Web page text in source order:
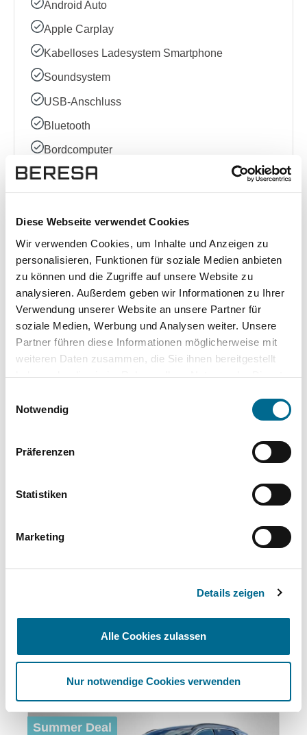
Diese Webseite verwendet Cookies
Wir verwenden Cookies, um Inhalte und Anzeigen zu
personalisieren, Funktionen für soziale Medien anbieten
zu können und die Zugriffe auf unsere Website zu
analysieren. Außerdem geben wir Informationen zu Ihrer
Verwendung unserer Website an unsere Partner für
soziale Medien, Werbung und Analysen weiter. Unsere
Partner führen diese Informationen möglicherweise mit
weiteren Daten zusammen, die Sie ihnen bereitgestellt
haben oder die sie im Rahmen Ihrer Nutzung der Dienste
Cookies, wenn Sie unsere Webseite weiterhin nutzen.
Notwendig
Präferenzen
Statistiken
Marketing
Details zeigen
Alle Cookies zulassen
Nur notwendige Cookies verwenden
Android Auto
Apple Carplay
Kabelloses Ladesystem Smartphone
Soundsystem
USB-Anschluss
Bluetooth
Bordcomputer
DAB Radio
Radio
Sprachsteuerung
Sonstige
Kindersitzbefestigung (ISOFIX)
Garantie
Standort
Bremer Str. 25
Das könnte Ihnen auch gefallen:
Produktgalerie überspringen
Summer Deal